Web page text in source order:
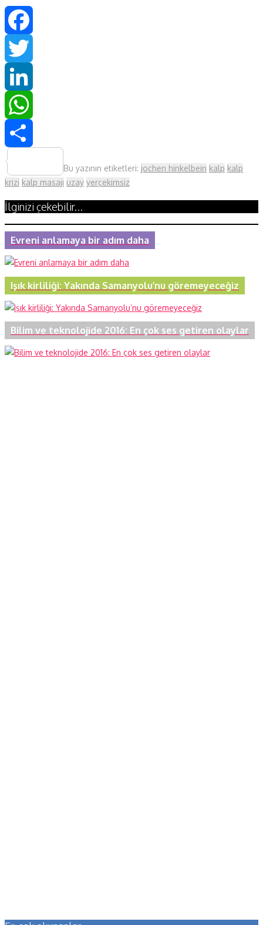
Facebook
Twitter
LinkedIn
WhatsApp
Bu yazının etiketleri: jochen hinkelbein kalp kalp
krizi kalp masajı uzay yerçekimsiz
İlginizi çekebilir...
Evreni anlamaya bir adım daha
Işık kirliliği: Yakında Samanyolu’nu göremeyeceğiz
Bilim ve teknolojide 2016: En çok ses getiren olaylar